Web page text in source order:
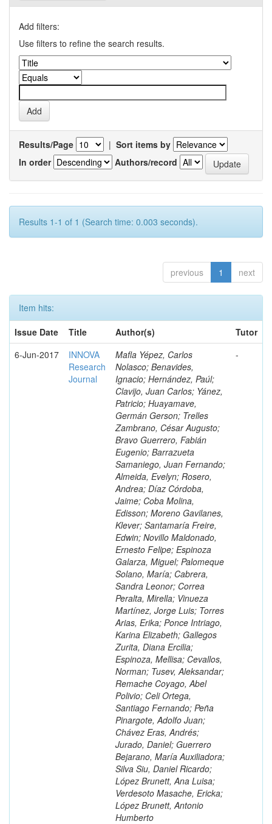
Add filters:
Use filters to refine the search results.
Results/Page | Sort items by
In order
Authors/record
Results 1-1 of 1 (Search time: 0.003 seconds).
previous 1 next
Item hits:
Issue Date
Title Author(s)
Tutor
6-Jun-2017
INNOVA
Research
Journal
Mafla Yépez, Carlos
Nolasco; Benavides,
Ignacio; Hernández, Paúl;
Clavijo, Juan Carlos; Yánez,
Patricio; Huayamave,
Germán Gerson; Trelles
Zambrano, César Augusto;
Bravo Guerrero, Fabián
Eugenio; Barrazueta
Samaniego, Juan Fernando;
Almeida, Evelyn; Rosero,
Andrea; Díaz Córdoba,
Jaime; Coba Molina,
Edisson; Moreno Gavilanes,
Klever; Santamaría Freire,
Edwin; Novillo Maldonado,
Ernesto Felipe; Espinoza
Galarza, Miguel; Palomeque
Solano, María; Cabrera,
Sandra Leonor; Correa
Peralta, Mirella; Vinueza
Martínez, Jorge Luis; Torres
Arias, Erika; Ponce Intriago,
Karina Elizabeth; Gallegos
Zurita, Diana Ercilia;
Espinoza, Mellisa; Cevallos,
Norman; Tusev, Aleksandar;
Remache Coyago, Abel
Polivio; Celi Ortega,
Santiago Fernando; Peña
Pinargote, Adolfo Juan;
Chávez Eras, Andrés;
Jurado, Daniel; Guerrero
Bejarano, María Auxiliadora;
Silva Siu, Daniel Ricardo;
López Brunett, Ana Luisa;
Verdesoto Masache, Ericka;
López Brunett, Antonio
Humberto
-